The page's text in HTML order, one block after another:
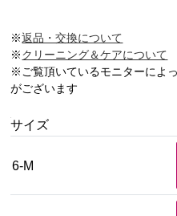
※返品・交換について
※クリーニング＆ケアについて
※ご覧頂いているモニターによ
がございます
サイズ
6-M